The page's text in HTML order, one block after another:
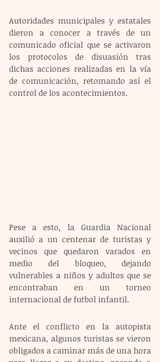
Autoridades municipales y estatales
dieron a conocer a través de un
comunicado oficial que se activaron
los protocolos de disuasión tras
dichas acciones realizadas en la vía
de comunicación, retomando así el
control de los acontecimientos.
Pese a esto, la Guardia Nacional
auxilió a un centenar de turistas y
vecinos que quedaron varados en
medio del bloqueo, dejando
vulnerables a niños y adultos que se
encontraban en un torneo
internacional de futbol infantil.
Ante el conflicto en la autopista
mexicana, algunos turistas se vieron
obligados a caminar más de una hora